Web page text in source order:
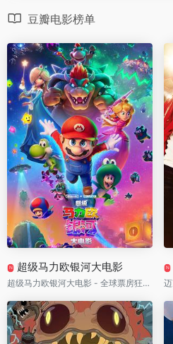
豆瓣电影榜单
N 超级马力欧银河大电影
超级马力欧银河大电影 - 全球票房狂破10亿美元！马力欧冲出蘑菇王国杀向宇宙，耀西、罗莎塔与酷霸Jr.全员引爆银河大战
N